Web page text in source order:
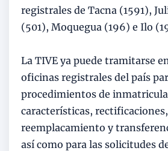
registrales de Tacna (1591),
(501), Moquegua (196) e Ilo
La TIVE ya puede tramitarse
oficinas registrales del país
procedimientos de
características, rectificaciones,
reemplacamiento y
así como para las solicitudes